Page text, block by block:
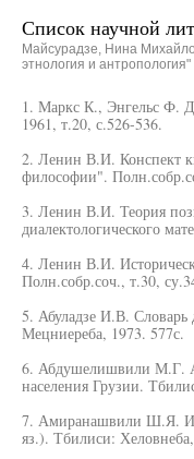
Список научной
Майсурадзе, Нина
этнология и антропология"
1. Маркс К., Энгельс Ф.
1961, т.20, с.526-536.
2. Ленин В.И. Конспект
философии".
3. Ленин В.И. Теория
диалектологического
4. Ленин В.И.
Полн.собр.соч., т.30,
5. Абуладзе И.В. Словарь
Мецниереба, 1973. 577с.
6. Абдушелишвили М.Г.
населения Грузии.
7. Амиранашвили Ш.Я.
яз.). Тбилиси: